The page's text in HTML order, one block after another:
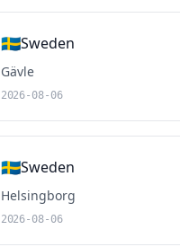
🇸🇪Sweden
Gävle
2026-08-06
🇸🇪Sweden
Helsingborg
2026-08-06